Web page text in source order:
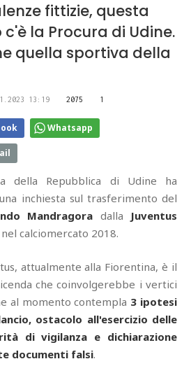
fittizie, questa
la Procura di Udine.
quella sportiva della
13:19 2075 1
Whatsapp
della Repubblica di Udine ha
inchiesta sul trasferimento del
Mandragora dalla Juventus
calciomercato 2018.
attualmente alla Fiorentina, è il
che coinvolgerebbe i vertici
al momento contempla 3 ipotesi
ostacolo all'esercizio delle
di vigilanza e dichiarazione
documenti falsi.